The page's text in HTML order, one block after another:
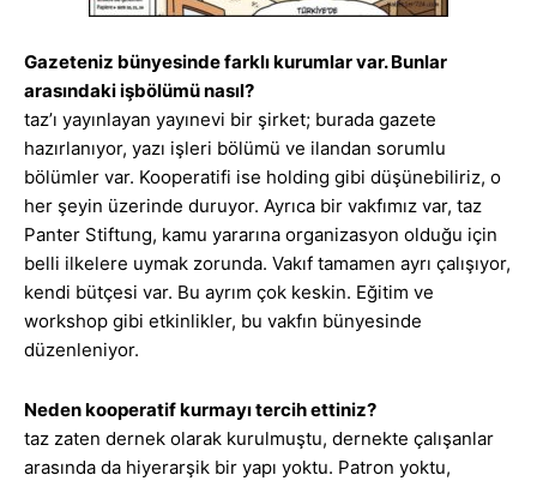
Gazeteniz bünyesinde farklı kurumlar var. Bunlar
arasındaki işbölümü nasıl?
taz’ı yayınlayan yayınevi bir şirket; burada gazete
hazırlanıyor, yazı işleri bölümü ve ilandan sorumlu
bölümler var. Kooperatifi ise holding gibi düşünebiliriz, o
her şeyin üzerinde duruyor. Ayrıca bir vakfımız var, taz
Panter Stiftung, kamu yararına organizasyon olduğu için
belli ilkelere uymak zorunda. Vakıf tamamen ayrı çalışıyor,
kendi bütçesi var. Bu ayrım çok keskin. Eğitim ve
workshop gibi etkinlikler, bu vakfın bünyesinde
düzenleniyor.
Neden kooperatif kurmayı tercih ettiniz?
taz zaten dernek olarak kurulmuştu, dernekte çalışanlar
arasında da hiyerarşik bir yapı yoktu. Patron yoktu,